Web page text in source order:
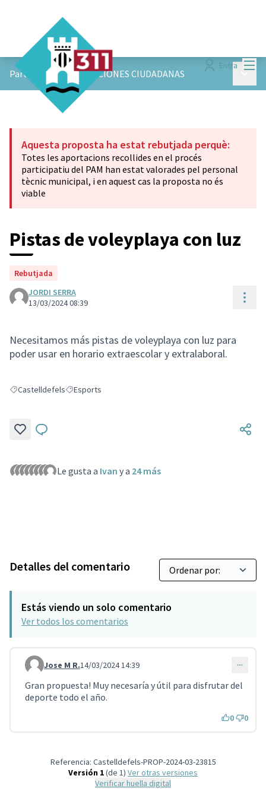
Entra
ParticiPAM!/APORTACIONES CIUDADANAS
Aquesta proposta ha estat rebutjada perquè:
Totes les aportacions recollides en el procés
participatiu del PAM han estat valorades pel personal
tècnic municipal, i en aquest cas la proposta no és
viable
Pistas de voleyplaya con luz
Rebutjada
JORDI SERRA
13/03/2024 08:39
Necesitamos más pistas de voleyplaya con luz para
poder usar en horario extraescolar y extralaboral.
Resultados al filtrar por: Castelldefels
CastelldefelsResultados al filtrar por: Esports
Esports
Le gusta a Ivan y a 24 más
Detalles del comentario
Estás viendo un solo comentario
Ver todos los comentarios
Comentario 4053
Jose M R.14/03/2024 14:39
Gran propuesta! Muy necesaría y útil para disfrutar del
deporte todo el año.
0 0
Referencia: Castelldefels-PROP-2024-03-23815
Versión 1(de 1)
ver otras versiones
Verificar huella digital